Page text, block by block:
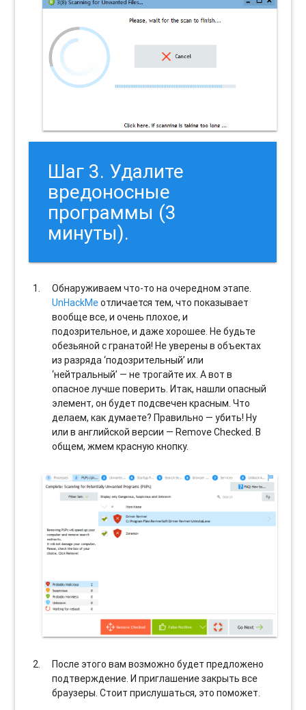
Шаг 3. Удалите
вредоносные
программы (3
минуты).
Обнаруживаем что-то на очередном этапе.
UnHackMeотличается тем, что показывает
вообще все, и очень плохое, и
подозрительное, и даже хорошее. Не будьте
обезьяной с гранатой! Не уверены в объектах
из разряда ‘подозрительный’ или
‘нейтральный’ — не трогайте их. А вот в
опасное лучше поверить. Итак, нашли опасный
элемент, он будет подсвечен красным. Что
делаем, как думаете? Правильно — убить! Ну
или в английской версии — Remove Checked. В
общем, жмем красную кнопку.
После этого вам возможно будет предложено
подтверждение. И приглашение закрыть все
браузеры. Стоит прислушаться, это поможет.